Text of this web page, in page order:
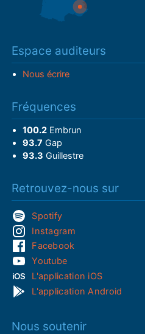
Espace auditeurs
Nous écrire
Fréquences
100.2Embrun
93.7 Gap
93.3 Guillestre
Retrouvez-nous sur
Spotify
Instagram
Facebook
Youtube
L'application iOS
L'application Android
Nous soutenir